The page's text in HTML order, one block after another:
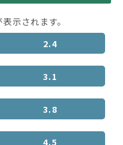
示されます。
2.4
3.1
3.8
4.5